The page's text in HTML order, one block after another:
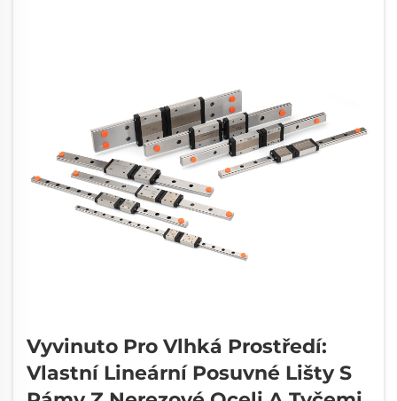
Vyvinuto Pro Vlhká Prostředí:
Vlastní Lineární Posuvné Lišty S